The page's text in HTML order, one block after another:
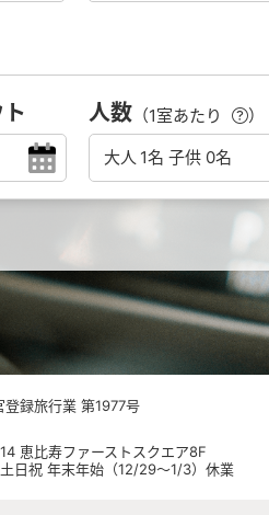
人数 （1室あたり ）
録旅行業 第1977号
恵比寿ファーストスクエア8F
日祝 年末年始（12/29～1/3）休業